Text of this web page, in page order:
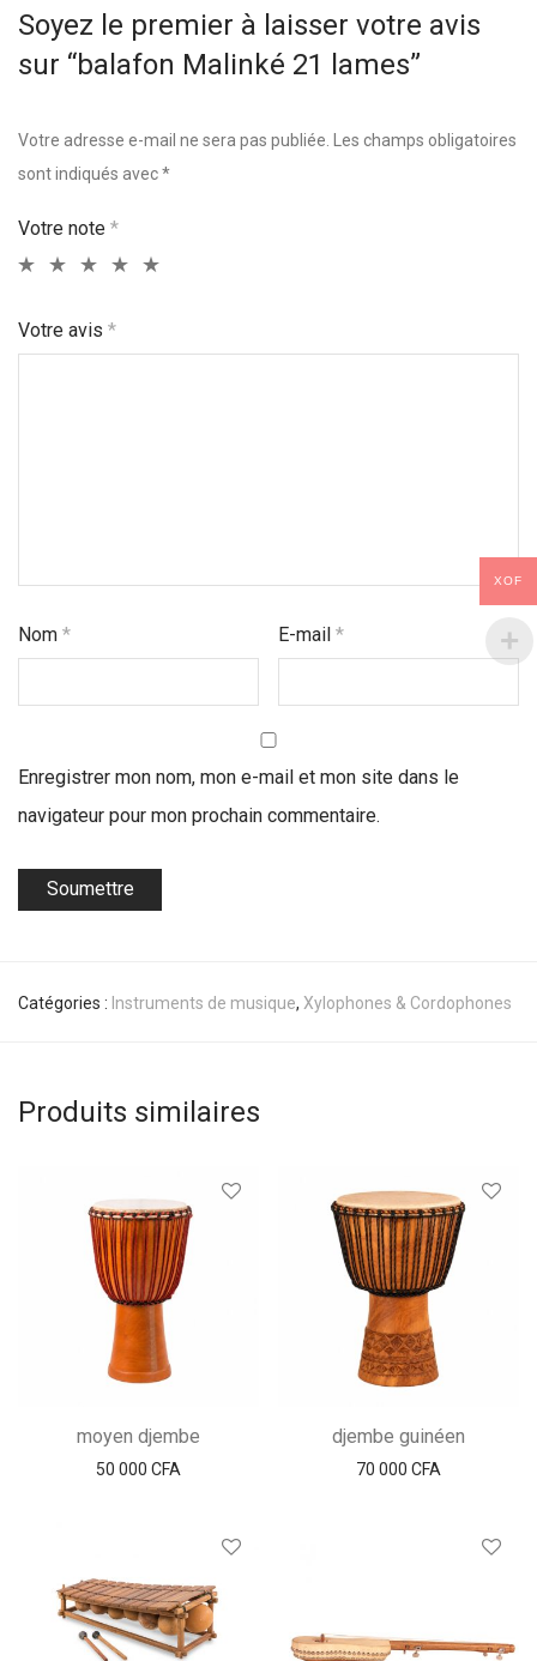
Soyez le premier à laisser votre avis
sur “balafon Malinké 21 lames”
Votre adresse e-mail ne sera pas publiée.
Les champs obligatoires
sont indiqués avec*
Votre note *
Votre avis *
Nom * E-mail*
Enregistrer mon nom, mon e-mail et mon site dans le
navigateur pour mon prochain commentaire.
Catégories : Instruments de musique, Xylophones & Cordophones
Produits similaires
moyen djembe
50 000 CFA
djembe guinéen
70 000 CFA
XOF